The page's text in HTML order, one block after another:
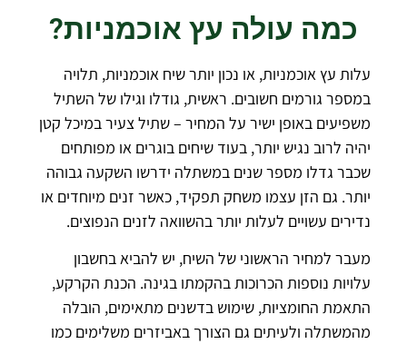
כמה עולה עץ אוכמניות?
עלות עץ אוכמניות, או נכון יותר שיח אוכמניות, תלויה
במספר גורמים חשובים. ראשית, גודלו וגילו של השתיל
משפיעים באופן ישיר על המחיר – שתיל צעיר במיכל קטן
יהיה לרוב נגיש יותר, בעוד שיחים בוגרים או מפותחים
שכבר גדלו מספר שנים במשתלה ידרשו השקעה גבוהה
יותר. גם הזן עצמו משחק תפקיד, כאשר זנים מיוחדים או
נדירים עשויים לעלות יותר בהשוואה לזנים הנפוצים.
מעבר למחיר הראשוני של השיח, יש להביא בחשבון
עלויות נוספות הכרוכות בהקמתו בגינה. הכנת הקרקע,
התאמת החומציות, שימוש בדשנים מתאימים, הובלה
מהמשתלה ולעיתים גם הצורך באביזרים משלימים כמו